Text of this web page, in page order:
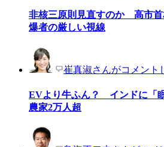
非核三原則見直すのか 高市
爆者の厳しい視線
崔真淑さんがコメント
EVより牛ふん？ インドに「
農家2万人超